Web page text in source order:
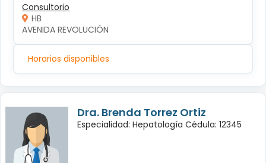
Consultorio
HB
AVENIDA REVOLUCIÓN
Horarios disponibles
Dra. Brenda Torrez Ortiz
Especialidad: Hepatología Cédula: 12345